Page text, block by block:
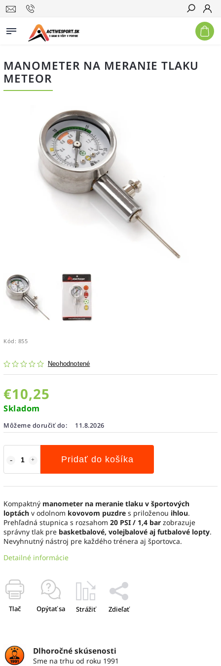
Hľadať
MANOMETER NA MERANIE TLAKU
METEOR
Kód: 855
Neohodnotené
€10,25
Skladom
Môžeme doručiť do: 11.8.2026
Pridať do košíka
Kompaktný manometer na meranie tlaku v športových
loptách v odolnom kovovom puzdre s priloženou ihlou.
Prehľadná stupnica s rozsahom 20 PSI / 1,4 bar zobrazuje
správny tlak pre basketbalové, volejbalové aj futbalové lopty.
Nevyhnutný nástroj pre každého trénera aj športovca.
Detailné informácie
Tlač Opýtať sa Strážiť Zdieľať
Dlhoročné skúsenosti
Sme na trhu od roku 1991